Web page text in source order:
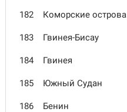
182 Коморские острова
183 Гвинея-Бисау
184 Гвинея
185 Южный Судан
186 Бенин